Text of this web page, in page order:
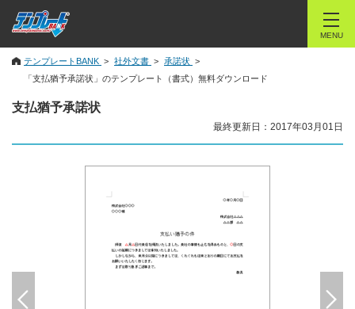
MENU
テンプレートBANK 社外文書
承諾状
「支払猶予承諾状」のテンプレート（書式）無料ダウンロード
支払猶予承諾状
最終更新日：2017年03月01日